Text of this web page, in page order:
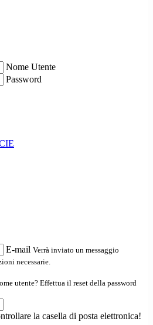
Nome Utente
Password
E-mail Verrà inviato un messaggio
necessarie.
utente? Effettua il reset della password
la casella di posta elettronica!